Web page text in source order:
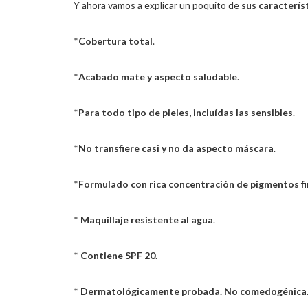
Y ahora vamos a explicar un poquito de sus
*Cobertura total.
*Acabado mate y aspecto saludable.
*Para todo tipo de pieles, incluídas las sensibles.
*No transfiere casi y no da aspecto máscara.
*Formulado con rica concentración de pigmentos
* Maquillaje resistente al agua.
* Contiene SPF 20.
* Dermatológicamente probada. No comedogénica.